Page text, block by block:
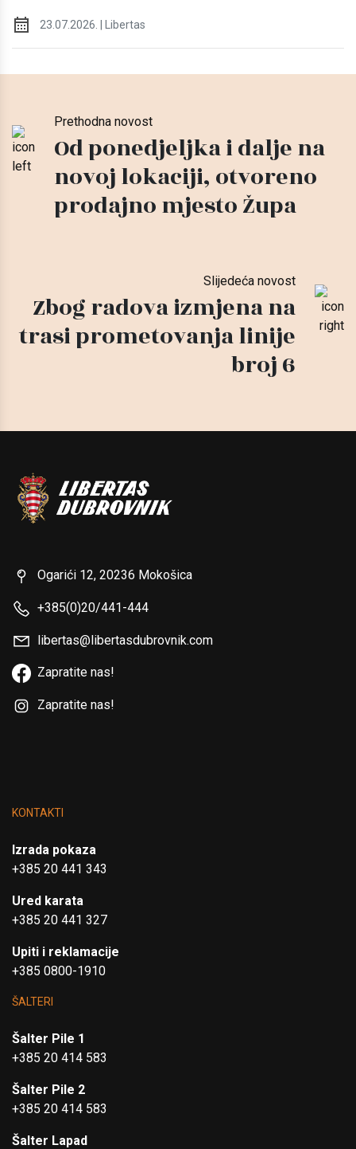
23.07.2026. | Libertas
Prethodna novost
Od ponedjeljka i dalje na
novoj lokaciji, otvoreno
prodajno mjesto Župa
Slijedeća novost
Zbog radova izmjena na
trasi prometovanja linije
broj 6
Ogarići 12, 20236 Mokošica
+385(0)20/441-444
libertas@libertasdubrovnik.com
Zapratite nas!
Zapratite nas!
KONTAKTI
Izrada pokaza
+385 20 441 343
Ured karata
+385 20 441 327
Upiti i reklamacije
+385 0800-1910
ŠALTERI
Šalter Pile 1
+385 20 414 583
Šalter Pile 2
+385 20 414 583
Šalter Lapad